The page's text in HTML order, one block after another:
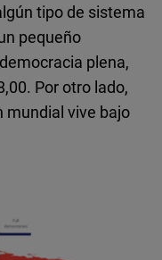
tipo de sistema
pequeño
plena,
Por otro lado,
mundial vive bajo